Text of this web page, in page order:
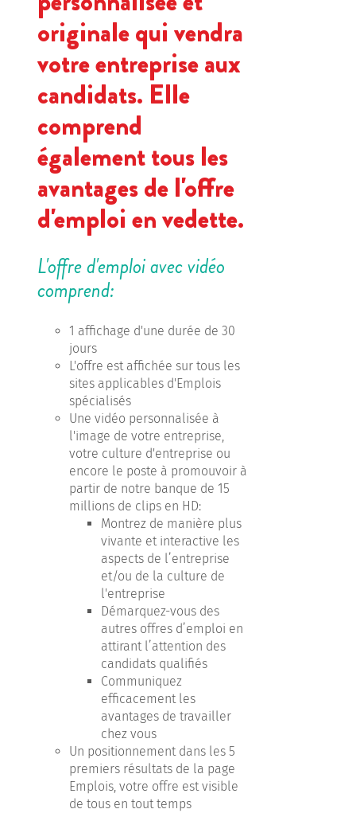
originale qui vendra
votre entreprise aux
candidats. Elle
comprend
également tous les
avantages de l'offre
d'emploi en vedette.
L'offre d'emploi avec vidéo
comprend:
1 affichage d'une durée de 30
jours
L'offre est affichée sur tous les
sites applicables d'Emplois
spécialisés
Une vidéo personnalisée à
l'image de votre entreprise,
votre culture d'entreprise ou
encore le poste à promouvoir à
partir de notre banque de 15
millions de clips en HD:
Montrez de manière plus
vivante et interactive les
aspects de l’entreprise
et/ou de la culture de
l'entreprise
Démarquez-vous des
autres offres d’emploi en
attirant l’attention des
candidats qualifiés
Communiquez
efficacement les
avantages de travailler
chez vous
Un positionnement dans les 5
premiers résultats de la page
Emplois, votre offre est visible
de tous en tout temps